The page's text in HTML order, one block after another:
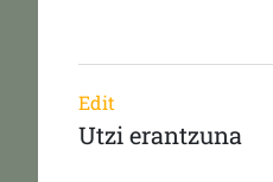
Edit
Utzi erantzuna